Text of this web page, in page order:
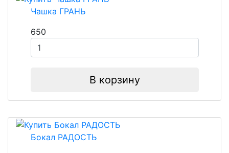
Чашка ГРАНЬ
650
В корзину
Бокал РАДОСТЬ